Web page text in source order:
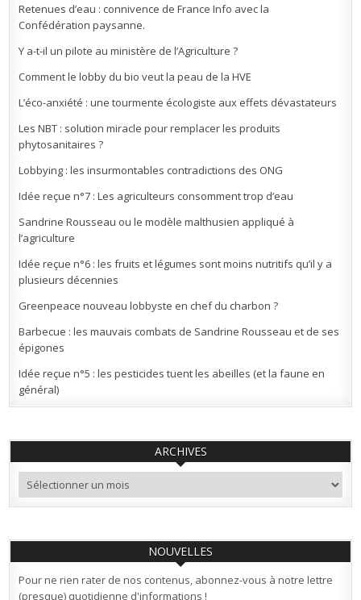
Retenues d’eau : connivence de France Info avec la
Confédération paysanne.
Y a-t-il un pilote au ministère de l’Agriculture ?
Comment le lobby du bio veut la peau de la HVE
L’éco-anxiété : une tourmente écologiste aux effets dévastateurs
Les NBT : solution miracle pour remplacer les produits
phytosanitaires ?
Lobbying : les insurmontables contradictions des ONG
Idée reçue n°7 : Les agriculteurs consomment trop d’eau
Sandrine Rousseau ou le modèle malthusien appliqué à
l’agriculture
Idée reçue n°6 : les fruits et légumes sont moins nutritifs qu’il y a
plusieurs décennies
Greenpeace nouveau lobbyste en chef du charbon ?
Barbecue : les mauvais combats de Sandrine Rousseau et de ses
épigones
Idée reçue n°5 : les pesticides tuent les abeilles (et la faune en
général)
ARCHIVES
Archives
NOUVELLES
Pour ne rien rater de nos contenus, abonnez-vous à notre lettre
(presque) quotidienne d'informations !